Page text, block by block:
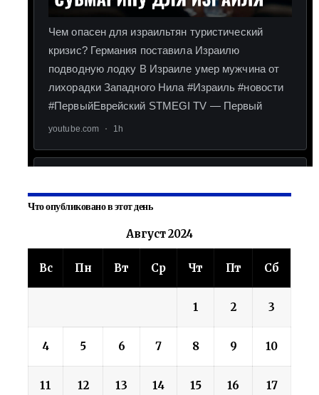
Что опубликовано в этот день
Август 2024
Вс Пн Вт Ср Чт Пт Сб
1 2 3
4 5 6 7 8 9 10
11 12 13 14 15 16 17